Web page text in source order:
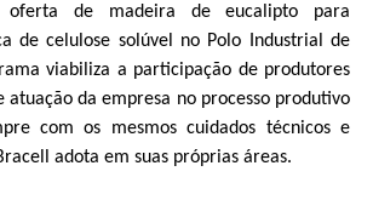
oferta de madeira de eucalipto para
de celulose solúvel no Polo Industrial de
viabiliza a participação de produtores
atuação da empresa no processo produtivo
com os mesmos cuidados técnicos e
adota em suas próprias áreas.